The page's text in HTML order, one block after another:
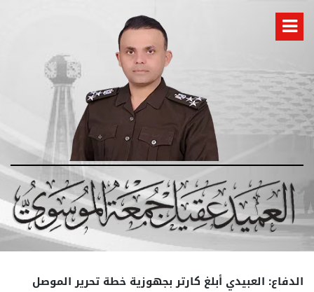
الدفاع: العبيدي أبلغ كارتر بجهوزية خطة تحرير الموصل